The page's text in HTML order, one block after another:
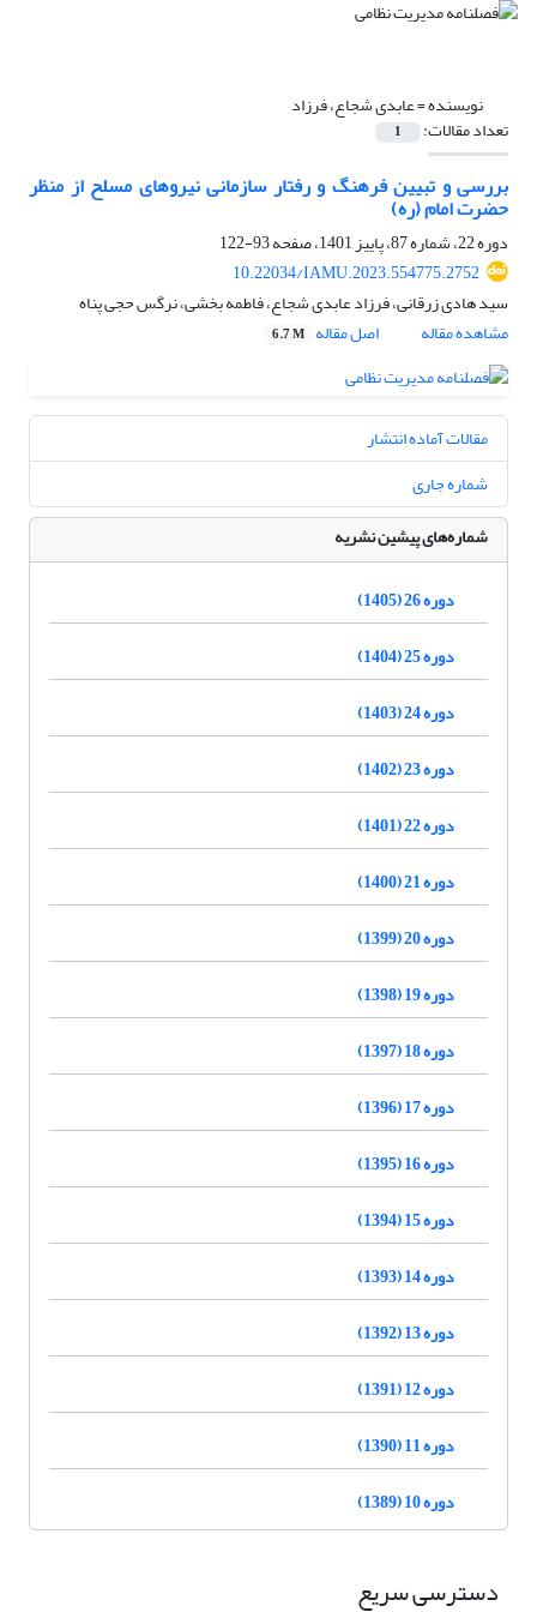
نویسنده =عابدی شجاع، فرزاد
تعداد مقالات: 1
بررسی و تبیین فرهنگ و رفتار سازمانی نیروهای مسلح از منظر
حضرت امام (ره)
دوره 22، شماره 87، پاییز 1401، صفحه
93-122
10.22034/IAMU.2023.554775.2752
سید هادی زرقانی، فرزاد عابدی شجاع، فاطمه بخشی، نرگس حجی پناه
مشاهده مقاله
اصل مقاله 6.7 M
مقالات آماده انتشار
شماره جاری
شماره‌های پیشین نشریه
دوره 26 (1405)
دوره 25 (1404)
دوره 24 (1403)
دوره 23 (1402)
دوره 22 (1401)
دوره 21 (1400)
دوره 20 (1399)
دوره 19 (1398)
دوره 18 (1397)
دوره 17 (1396)
دوره 16 (1395)
دوره 15 (1394)
دوره 14 (1393)
دوره 13 (1392)
دوره 12 (1391)
دوره 11 (1390)
دوره 10 (1389)
دسترسی سریع